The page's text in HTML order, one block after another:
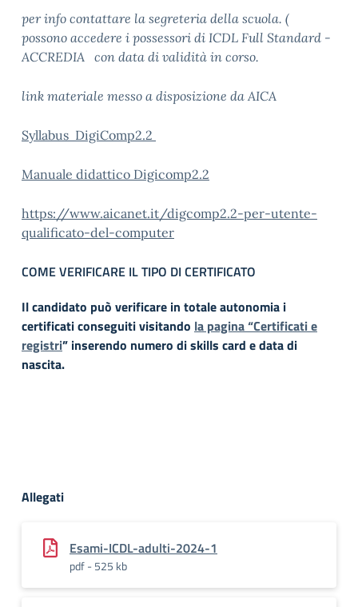
per info contattare la segreteria della scuola. (
possono accedere i possessori di ICDL Full Standard -
ACCREDIA con data di validità in corso.
link materiale messo a disposizione da AICA
Syllabus DigiComp2.2
Manuale didattico Digicomp2.2
https://www.aicanet.it/digcomp2.2-per-utente-
qualificato-del-computer
COME VERIFICARE IL TIPO DI CERTIFICATO
Il candidato può verificare in totale autonomia i
certificati conseguiti visitando la pagina “Certificati e
registri” inserendo numero di skills card e data di
nascita.
Allegati
Esami-ICDL-adulti-2024-1
pdf - 525 kb